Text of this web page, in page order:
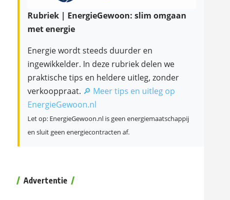
Rubriek | EnergieGewoon: slim omgaan
met energie
Energie wordt steeds duurder en
ingewikkelder. In deze rubriek delen we
praktische tips en heldere uitleg, zonder
verkooppraat. 🔎 Meer tips en uitleg op
EnergieGewoon.nl
Let op: EnergieGewoon.nl is geen energiemaatschappij
en sluit geen energiecontracten af.
Advertentie